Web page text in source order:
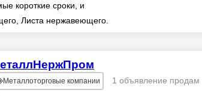
короткие сроки, и
Листа нержавеющего.
Металлоторговые компании
1 объявление продам